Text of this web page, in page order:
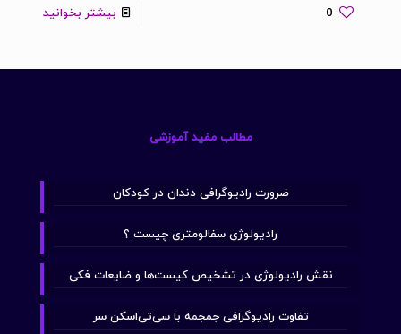
0 بیشتر بخوانید
مطالب مفید آموزشی
ضرورت رادیوگرافی دندان در کودکان
رادیولوژی سفالومتری چیست ؟
نقش رادیولوژی در تشخیص کیست‌ها و ضایعات فکی
تفاوت رادیوگرافی جمجمه با سی‌تی‌اسکن سر